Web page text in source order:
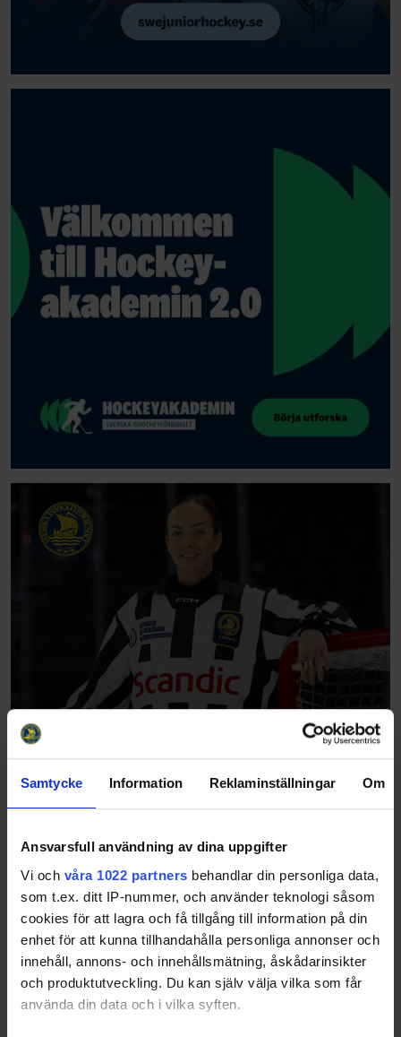
Samtycke Information Reklaminställningar Om
Ansvarsfull användning av dina uppgifter
Vi och våra 1022 partners behandlar din personliga data,
som t.ex. ditt IP-nummer, och använder teknologi såsom
cookies för att lagra och få tillgång till information på din
enhet för att kunna tillhandahålla personliga annonser och
innehåll, annons- och innehållsmätning, åskådarinsikter
och produktutveckling. Du kan själv välja vilka som får
använda din data och i vilka syften.